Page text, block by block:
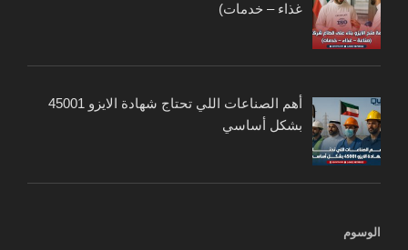
غذاء – خدمات)
أهم الصناعات اللي تحتاج شهادة الايزو 45001
بشكل أساسي
الوسوم